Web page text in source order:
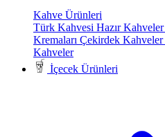
Kahve Ürünleri
Türk Kahvesi Hazır Kahveler
Kremaları Çekirdek Kahveler
Kahveler
İçecek Ürünleri